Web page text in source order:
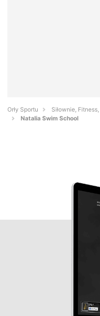
Orły Sportu
Siłownie,
Natalia Swim School